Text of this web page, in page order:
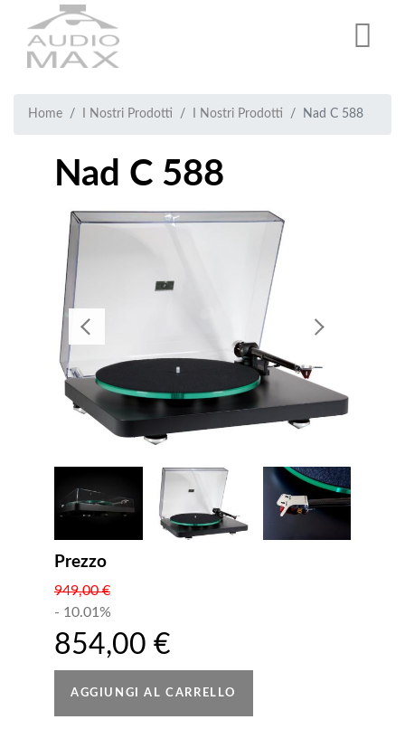
Breadcrumb
Briciole
pane
Home I Nostri Prodotti I Nostri Prodotti Nad C 588
Nad C 588
Prezzo
949,00 €
- 10.01%
854,00 €